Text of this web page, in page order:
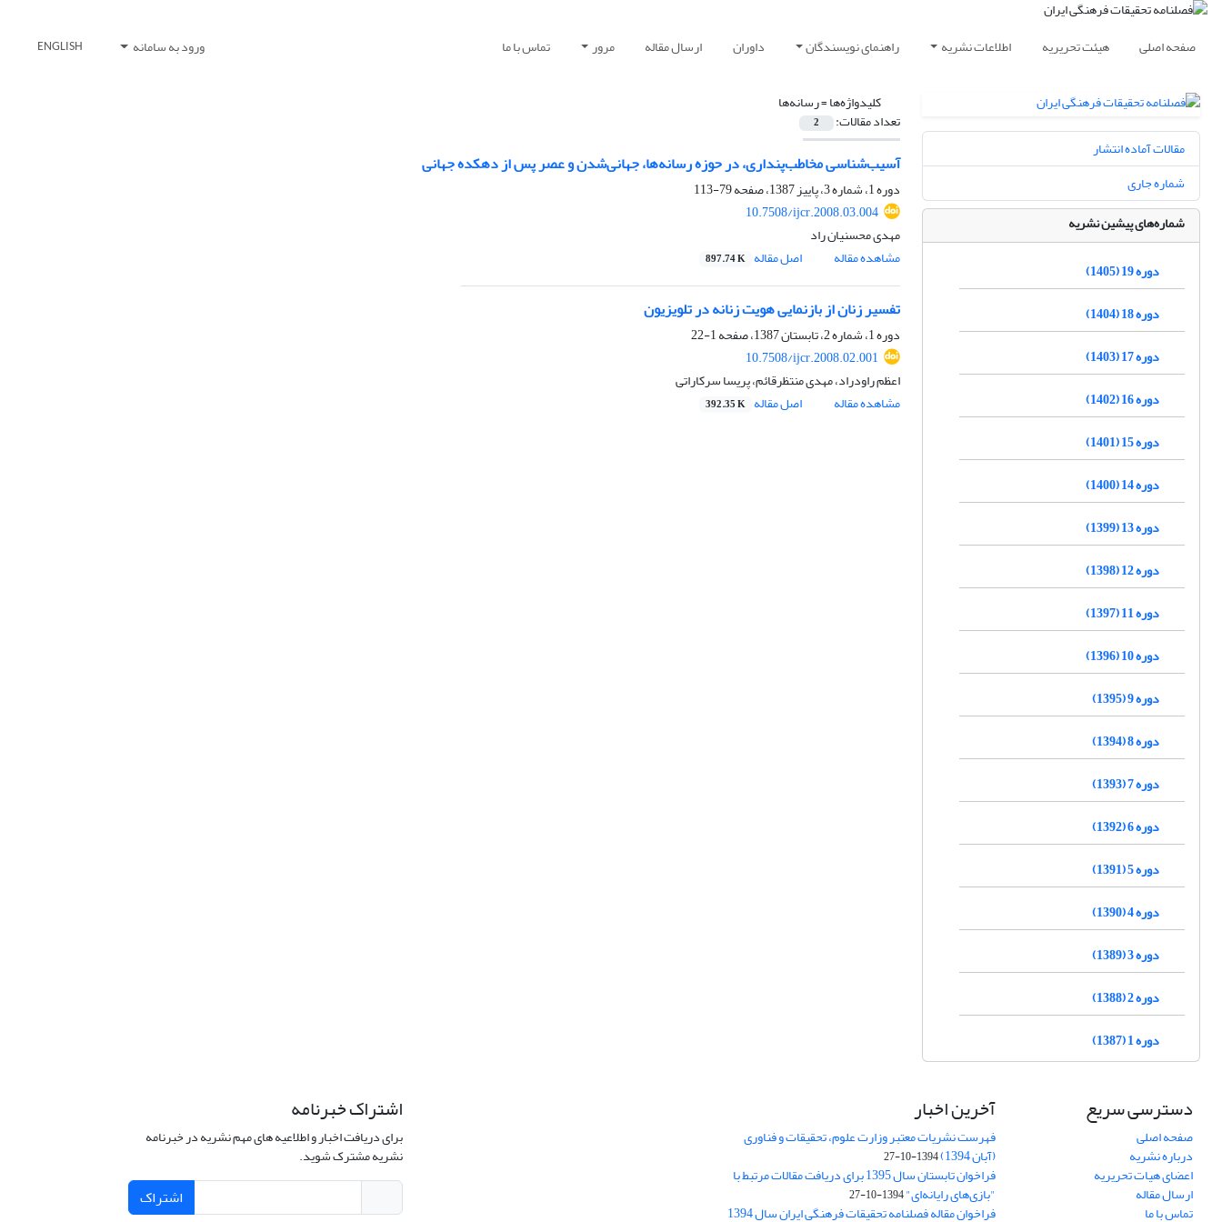
صفحه اصلی هیئت تحریریه اطلاعات نشریه راهنمای نویسندگان داوران ارسال مقاله مرور تماس با ما ورود به سامانه ENGLISH
کلیدواژه‌ها =رسانه‌ها
تعداد مقالات: 2
آسیب‌شناسی مخاطب‌پنداری، در حوز‌ه رسانه‌ها، جهانی‌شدن و عصر پس از دهکده جهانی
دوره 1، شماره 3، پاییز 1387، صفحه
79-113
10.7508/ijcr.2008.03.004
مهدی محسنیان راد
مشاهده مقاله
اصل مقاله 897.74 K
تفسیر زنان از بازنمایی هویت زنانه در تلویزیون
دوره 1، شماره 2، تابستان 1387، صفحه
1-22
10.7508/ijcr.2008.02.001
اعظم راودراد، مهدی منتظرقائم، پریسا سرکاراتی
مشاهده مقاله
اصل مقاله 392.35 K
مقالات آماده انتشار
شماره جاری
شماره‌های پیشین نشریه
دوره 19 (1405)
دوره 18 (1404)
دوره 17 (1403)
دوره 16 (1402)
دوره 15 (1401)
دوره 14 (1400)
دوره 13 (1399)
دوره 12 (1398)
دوره 11 (1397)
دوره 10 (1396)
دوره 9 (1395)
دوره 8 (1394)
دوره 7 (1393)
دوره 6 (1392)
دوره 5 (1391)
دوره 4 (1390)
دوره 3 (1389)
دوره 2 (1388)
دوره 1 (1387)
دسترسی سریع
صفحه اصلی
درباره نشریه
اعضای هیات تحریریه
ارسال مقاله
تماس با ما
آخرین اخبار
فهرست نشریات معتبر وزارت علوم، تحقیقات و فناوری
(آبان 1394) 1394-10-27
فراخوان تابستان سال 1395 برای دریافت مقالات مرتبط با
"بازی‌های رایانه‌ای"1394-10-27
فراخوان مقاله فصلنامه تحقیقات فرهنگی ایران سال 1394
اشتراک خبرنامه
برای دریافت اخبار و اطلاعیه های مهم نشریه در خبرنامه
نشریه مشترک شوید.
اشتراک